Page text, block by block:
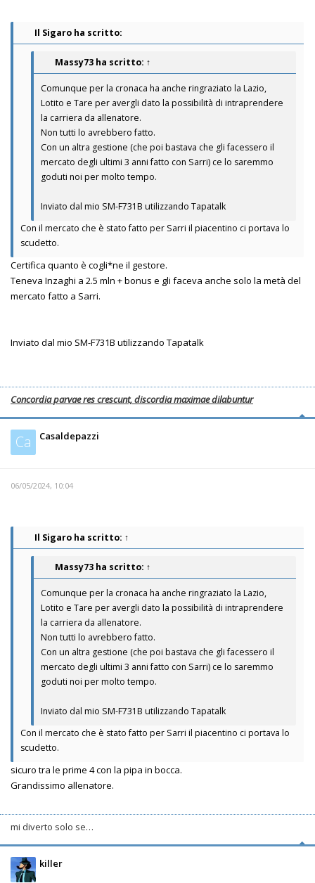
Il Sigaro ha scritto:
Massy73 ha scritto: ↑
Comunque per la cronaca ha anche ringraziato la Lazio,
Lotito e Tare per avergli dato la possibilità di intraprendere
la carriera da allenatore.
Non tutti lo avrebbero fatto.
Con un altra gestione (che poi bastava che gli facessero il
mercato degli ultimi 3 anni fatto con Sarri) ce lo saremmo
goduti noi per molto tempo.
Inviato dal mio SM-F731B utilizzando Tapatalk
Con il mercato che è stato fatto per Sarri il piacentino ci portava lo
scudetto.
Certifica quanto è cogli*ne il gestore.
Teneva Inzaghi a 2.5 mln + bonus e gli faceva anche solo la metà del
mercato fatto a Sarri.
Inviato dal mio SM-F731B utilizzando Tapatalk
Concordia parvae res crescunt, discordia maximae dilabuntur
Ca Casaldepazzi
06/05/2024, 10:04
Il Sigaro ha scritto: ↑
Massy73 ha scritto: ↑
Comunque per la cronaca ha anche ringraziato la Lazio,
Lotito e Tare per avergli dato la possibilità di intraprendere
la carriera da allenatore.
Non tutti lo avrebbero fatto.
Con un altra gestione (che poi bastava che gli facessero il
mercato degli ultimi 3 anni fatto con Sarri) ce lo saremmo
goduti noi per molto tempo.
Inviato dal mio SM-F731B utilizzando Tapatalk
Con il mercato che è stato fatto per Sarri il piacentino ci portava lo
scudetto.
sicuro tra le prime 4 con la pipa in bocca.
Grandissimo allenatore.
mi diverto solo se…
killer